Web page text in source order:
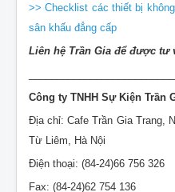
>> Checklist các thiết bị
sân khấu đẳng cấp
Liên hệ Trần Gia để được tư
Công ty TNHH Sự Kiện Trần
Địa chỉ: Cafe Trần Gia Trang,
Từ Liêm, Hà Nội
Điện thoại: (84-24)66 756 326
Fax: (84-24)62 754 136